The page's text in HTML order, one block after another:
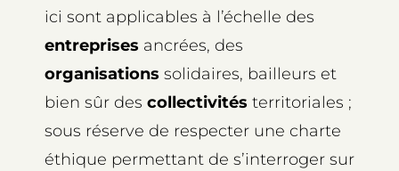
ici sont applicables à l’échelle des
entreprises ancrées, des
organisations solidaires, bailleurs et
bien sûr des collectivités territoriales ;
sous réserve de respecter une charte
éthique permettant de s’interroger sur